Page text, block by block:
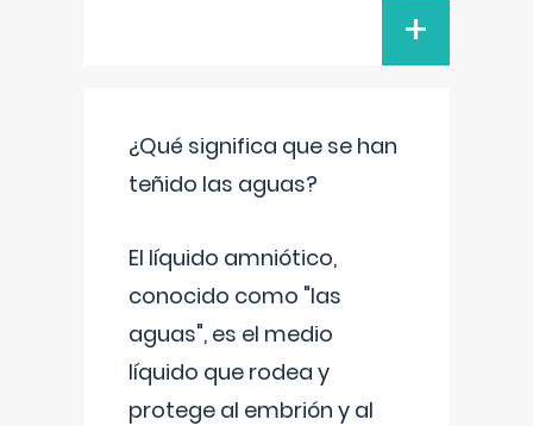
+
¿Qué significa que se han
teñido las aguas?
El líquido amniótico,
conocido como "las
aguas", es el medio
líquido que rodea y
protege al embrión y al